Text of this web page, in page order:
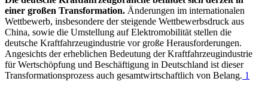
einer großen Transformation. Änderungen im internationalen
Wettbewerb, insbesondere der steigende Wettbewerbsdruck aus
China, sowie die Umstellung auf Elektromobilität stellen die
deutsche Kraftfahrzeugindustrie vor große Herausforderungen.
Angesichts der erheblichen Bedeutung der Kraftfahrzeugindustrie
für Wertschöpfung und Beschäftigung in Deutschland ist dieser
Transformationsprozess auch gesamtwirtschaftlich von Belang. 1